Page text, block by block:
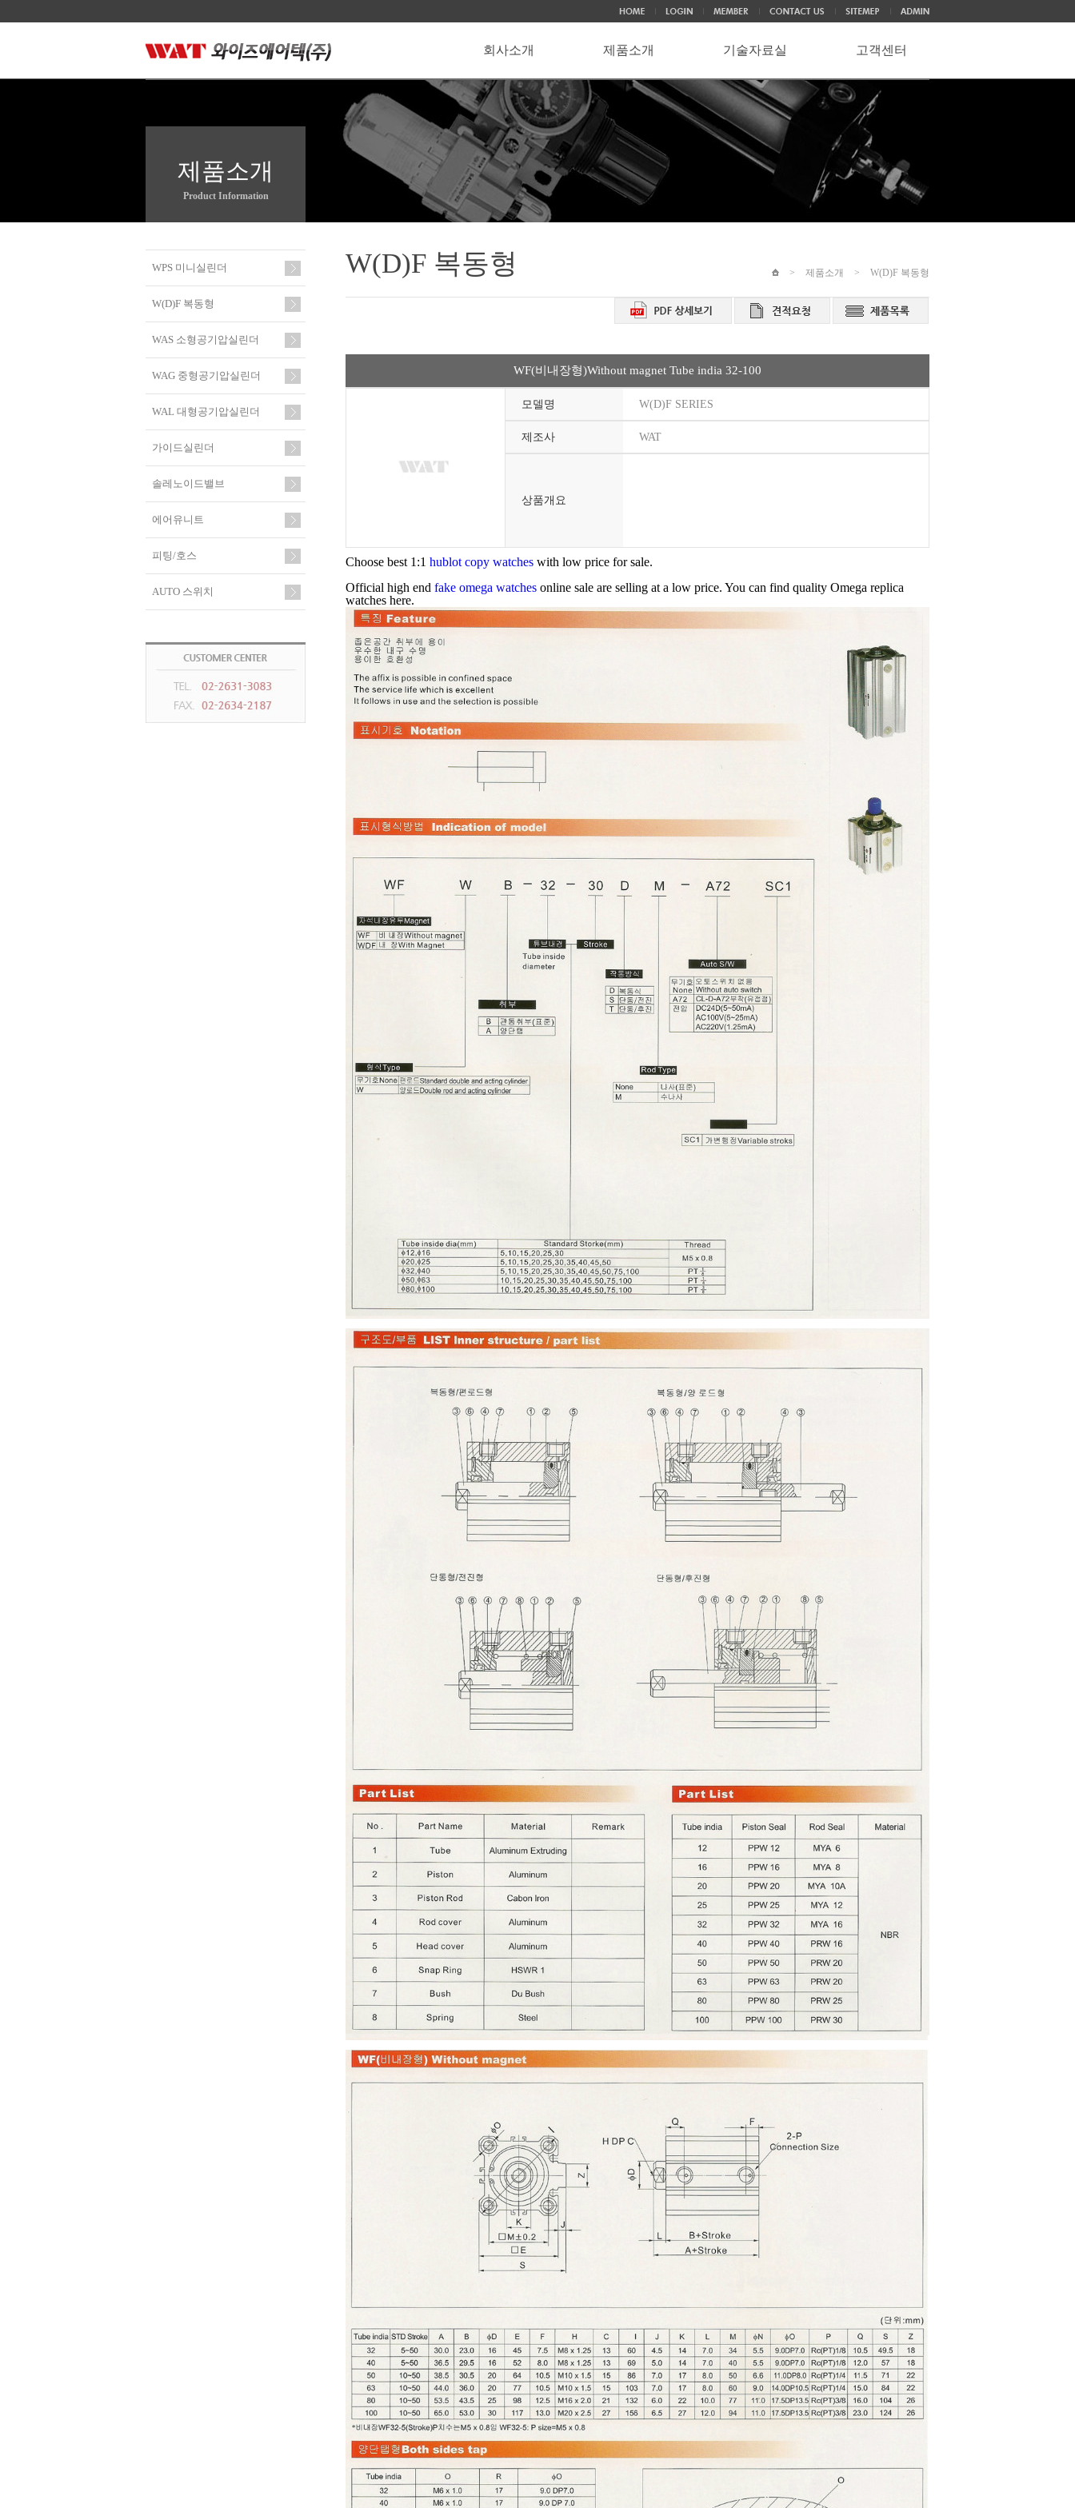
회사소개 제품소개 기술자료실 고객센터
제품소개
Product Information
WPS 미니실린더
W(D)F 복동형
WAS 소형공기압실린더
WAG 중형공기압실린더
WAL 대형공기압실린더
가이드실린더
솔레노이드밸브
에어유니트
피팅/호스
AUTO 스위치
W(D)F 복동형 > 제품소개 > W(D)F 복동형
WF(비내장형)Without magnet Tube india 32-100
모델명 W(D)F SERIES
제조사 WAT
상품개요
Choose best 1:1 hublot copy watches with low price for sale.
Official high end fake omega watches online sale are selling at a low price. You can find quality Omega replica
watches here.